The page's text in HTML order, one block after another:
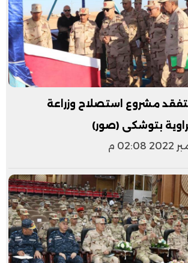
مشروع استصلاح وزراعة
بتوشكى (صور)